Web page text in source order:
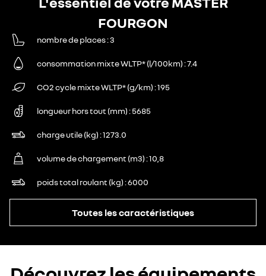
FOURGON
nombre de places 3
consommation mixte WLTP* (l/100km) 7.4
CO2 cycle mixte WLTP* (g/km) 195
longueur hors tout (mm) 5685
charge utile (kg) 1273.0
volume de chargement (m3) 10,8
poids total roulant (kg) 6000
Toutes les caractéristiques